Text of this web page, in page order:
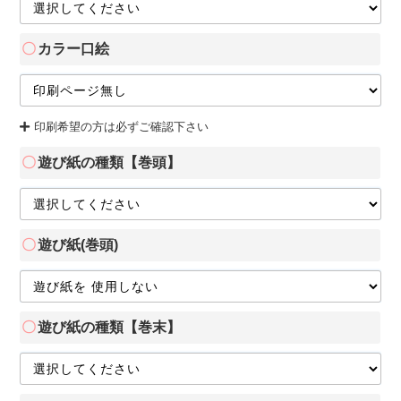
カラー口絵
印刷希望の方は必ずご確認下さい
遊び紙の種類【巻頭】
遊び紙(巻頭)
遊び紙の種類【巻末】